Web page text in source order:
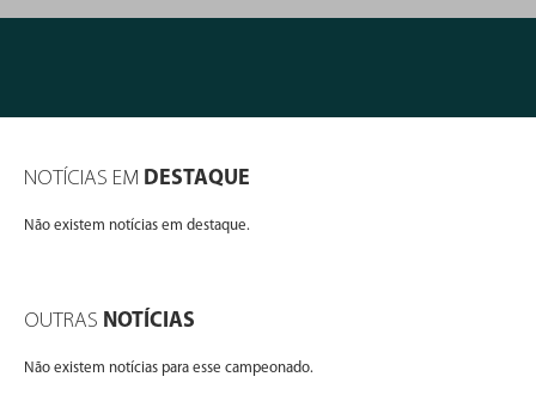
NOTÍCIAS EM DESTAQUE
Não existem notícias em destaque.
OUTRAS NOTÍCIAS
Não existem notícias para esse campeonado.